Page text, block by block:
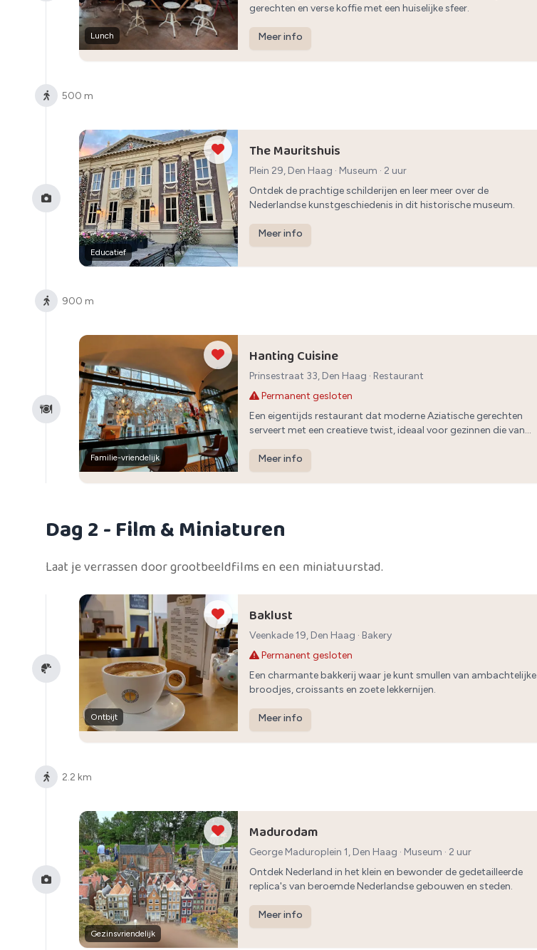
Lunch
gerechten en verse koffie met een huiselijke sfeer.
Meer info
500 m
Educatief
The Mauritshuis
Plein 29, Den Haag · Museum
· 2 uur
Ontdek de prachtige schilderijen en leer meer over de
Nederlandse kunstgeschiedenis in dit historische museum.
Meer info
900 m
Familie-vriendelijk
Hanting Cuisine
Prinsestraat 33, Den Haag · Restaurant
Permanent gesloten
Een eigentijds restaurant dat moderne Aziatische gerechten
serveert met een creatieve twist, ideaal voor gezinnen die van
Meer info
Dag 2- Film & Miniaturen
Laat je verrassen door grootbeeldfilms en een miniatuurstad.
Ontbijt
Baklust
Veenkade 19, Den Haag · Bakery
Permanent gesloten
Een charmante bakkerij waar je kunt smullen van ambachtelijke
broodjes, croissants en zoete lekkernijen.
Meer info
2.2 km
Gezinsvriendelijk
Madurodam
George Maduroplein 1, Den Haag · Museum
· 2 uur
Ontdek Nederland in het klein en bewonder de gedetailleerde
replica's van beroemde Nederlandse gebouwen en steden.
Meer info